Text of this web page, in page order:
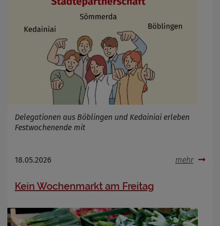
Delegationen aus Böblingen und Kedainiai erleben
Festwochenende mit
18.05.2026 mehr
Kein Wochenmarkt am Freitag